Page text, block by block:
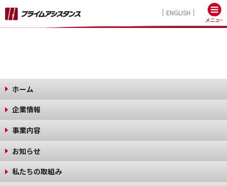
ENGLISH
ホーム
企業情報
事業内容
お知らせ
私たちの取組み